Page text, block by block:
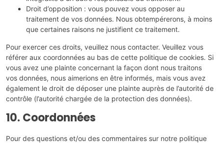
Droit d’opposition : vous pouvez vous opposer au
traitement de vos données. Nous obtempérerons, à moins
que certaines raisons ne justifient ce traitement.
Pour exercer ces droits, veuillez nous contacter. Veuillez vous
référer aux coordonnées au bas de cette politique de cookies. Si
vous avez une plainte concernant la façon dont nous traitons
vos données, nous aimerions en être informés, mais vous avez
également le droit de déposer une plainte auprès de l’autorité de
contrôle (l’autorité chargée de la protection des données).
10. Coordonnées
Pour des questions et/ou des commentaires sur notre politique